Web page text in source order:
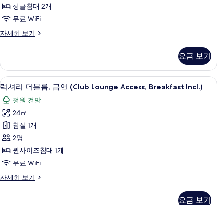
기
Non-
smoking
사
두
보
기
싱글침대 2개
무료 WiFi
자세히 보기
Superior
smoking
자
세
히
보
기
요금 보기
럭
셔
리
더
블
룸,
금
연
(Club
미니바, 객실 내 금고, 책상, 다리미/다
7
럭셔리 더블룸, 금연 (Club Lounge Access, Breakfast Incl.)
정원 전망
24㎡
침실 1개
2명
퀸사이즈침대 1개
무료 WiFi
자세히 보기
럭
요금 보기